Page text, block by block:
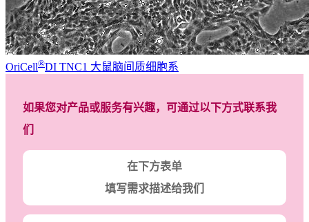
OriCell®DI TNC1 大鼠脑间质细胞系
如果您对产品或服务有兴趣，可通过以下方式联系我
们
在下方表单
填写需求描述给我们